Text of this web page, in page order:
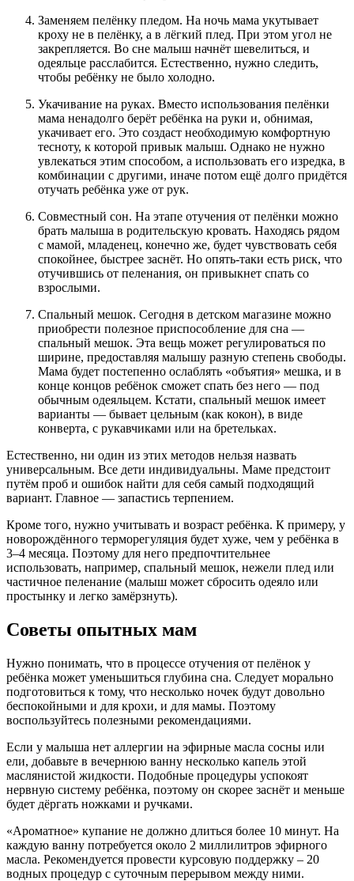
Заменяем пелёнку пледом. На ночь мама укутывает
кроху не в пелёнку, а в лёгкий плед. При этом угол не
закрепляется. Во сне малыш начнёт шевелиться, и
одеяльце расслабится. Естественно, нужно следить,
чтобы ребёнку не было холодно.
Укачивание на руках. Вместо использования пелёнки
мама ненадолго берёт ребёнка на руки и, обнимая,
укачивает его. Это создаст необходимую комфортную
тесноту, к которой привык малыш. Однако не нужно
увлекаться этим способом, а использовать его изредка, в
комбинации с другими, иначе потом ещё долго придётся
отучать ребёнка уже от рук.
Совместный сон. На этапе отучения от пелёнки можно
брать малыша в родительскую кровать. Находясь рядом
с мамой, младенец, конечно же, будет чувствовать себя
спокойнее, быстрее заснёт. Но опять-таки есть риск, что
отучившись от пеленания, он привыкнет спать со
взрослыми.
Спальный мешок. Сегодня в детском магазине можно
приобрести полезное приспособление для сна —
спальный мешок. Эта вещь может регулироваться по
ширине, предоставляя малышу разную степень свободы.
Мама будет постепенно ослаблять «объятия» мешка, и в
конце концов ребёнок сможет спать без него — под
обычным одеяльцем. Кстати, спальный мешок имеет
варианты — бывает цельным (как кокон), в виде
конверта, с рукавчиками или на бретельках.
Естественно, ни один из этих методов нельзя назвать
универсальным. Все дети индивидуальны. Маме предстоит
путём проб и ошибок найти для себя самый подходящий
вариант. Главное — запастись терпением.
Кроме того, нужно учитывать и возраст ребёнка. К примеру, у
новорождённого терморегуляция будет хуже, чем у ребёнка в
3–4 месяца. Поэтому для него предпочтительнее
использовать, например, спальный мешок, нежели плед или
частичное пеленание (малыш может сбросить одеяло или
простынку и легко замёрзнуть).
Советы опытных мам
Нужно понимать, что в процессе отучения от пелёнок у
ребёнка может уменьшиться глубина сна. Следует морально
подготовиться к тому, что несколько ночек будут довольно
беспокойными и для крохи, и для мамы. Поэтому
воспользуйтесь полезными рекомендациями.
Если у малыша нет аллергии на эфирные масла сосны или
ели, добавьте в вечернюю ванну несколько капель этой
маслянистой жидкости. Подобные процедуры успокоят
нервную систему ребёнка, поэтому он скорее заснёт и меньше
будет дёргать ножками и ручками.
«Ароматное» купание не должно длиться более 10 минут. На
каждую ванну потребуется около 2 миллилитров эфирного
масла. Рекомендуется провести курсовую поддержку – 20
водных процедур с суточным перерывом между ними.